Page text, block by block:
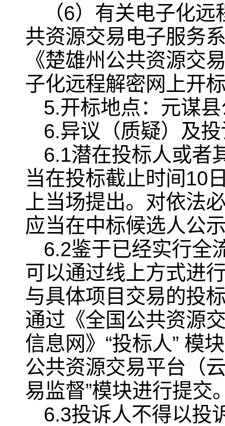
（6）有关电子化
共资源交易电子服务
《楚雄州公共资源交
子化远程解密网上开
5.开标地点：元谋
6.异议（质疑）及
6.1潜在投标人或者
当在投标截止时间10
上当场提出。对依法
应当在中标候选人公
6.2鉴于已经实行全
可以通过线上方式进
与具体项目交易的投
通过《全国公共资源
信息网》“投标人” 模
公共资源交易平台（
易监督”模块进行提交
6.3投诉人不得以投